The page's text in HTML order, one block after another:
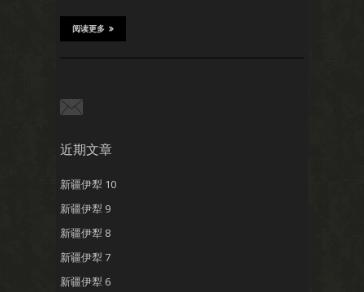
阅读更多
近期文章
新疆伊犁 10
新疆伊犁 9
新疆伊犁 8
新疆伊犁 7
新疆伊犁 6